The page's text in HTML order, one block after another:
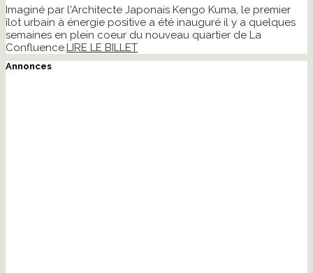
Imaginé par l'Architecte Japonais Kengo Kuma, le premier
îlot urbain à énergie positive a été inauguré il y a quelques
semaines en plein coeur du nouveau quartier de La
Confluence. LIRE LE BILLET
Annonces